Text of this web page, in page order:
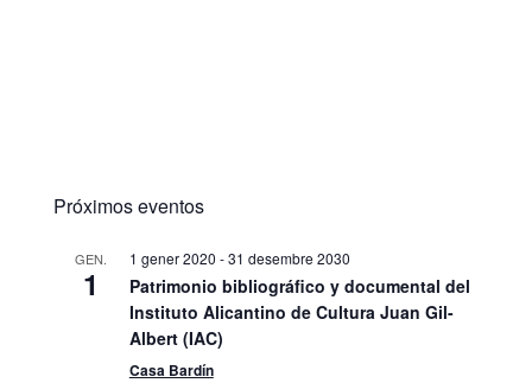
Próximos eventos
GEN.
1
1 gener 2020 -31 desembre 2030
Patrimonio bibliográfico y documental del
Instituto Alicantino de Cultura Juan Gil-
Albert (IAC)
Casa Bardín